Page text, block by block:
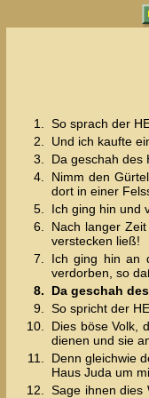
1.
So sprach der
2.
Und ich kaufte
3.
Da geschah des
4.
Nimm den
dort in einer
5.
Ich ging hin und
6.
Nach langer
verstecken ließ!
7.
Ich ging hin an
verdorben, so
8.
Da geschah
9.
So spricht der
10.
Dies böse Volk,
dienen und sie
11.
Denn gleichwie
Haus Juda um
12.
Sage ihnen dies